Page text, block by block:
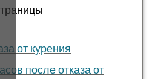
от курения
после отказа от